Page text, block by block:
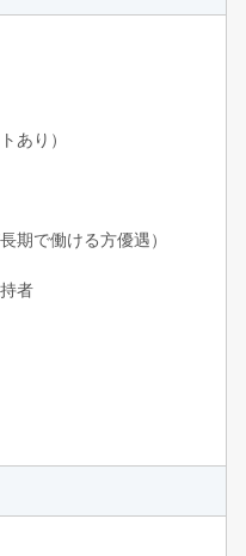
あり）
期で働ける方優遇）
者